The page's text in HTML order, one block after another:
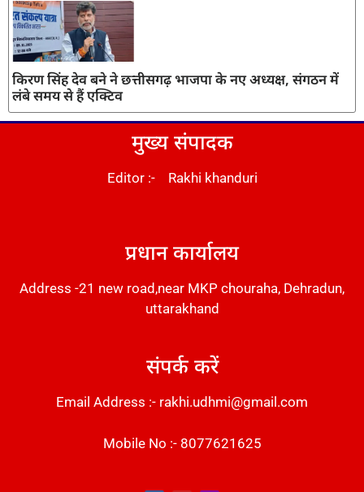
किरण सिंह देव बने ने छत्तीसगढ़ भाजपा के नए अध्यक्ष, संगठन में
लंबे समय से हैं एक्टिव
मुख्य संपादक
Editor :- Rakhi khanduri
प्रधान कार्यालय
Address -21 new road,near MKP chouraha, Dehradun,
uttarakhand
संपर्क करें
Email Address :- rakhi.udhmi@gmail.com
Mobile No :- 8077621625